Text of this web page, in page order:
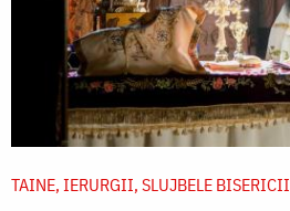
TAINE, IERURGII, SLUJBELE BISERICII